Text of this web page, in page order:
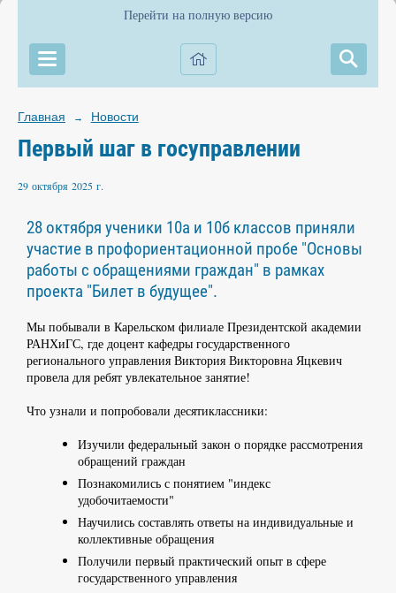
Перейти на полную версию
Главная → Новости
Первый шаг в госуправлении
29 октября 2025 г.
28 октября ученики 10а и 10б классов приняли
участие в профориентационной пробе "Основы
работы с обращениями граждан" в рамках
проекта "Билет в будущее".
Мы побывали в Карельском филиале Президентской академии
РАНХиГС, где доцент кафедры государственного
регионального управления Виктория Викторовна Яцкевич
провела для ребят увлекательное занятие!
Что узнали и попробовали десятиклассники:
Изучили федеральный закон о порядке рассмотрения
обращений граждан
Познакомились с понятием "индекс
удобочитаемости"
Научились составлять ответы на индивидуальные и
коллективные обращения
Получили первый практический опыт в сфере
государственного управления